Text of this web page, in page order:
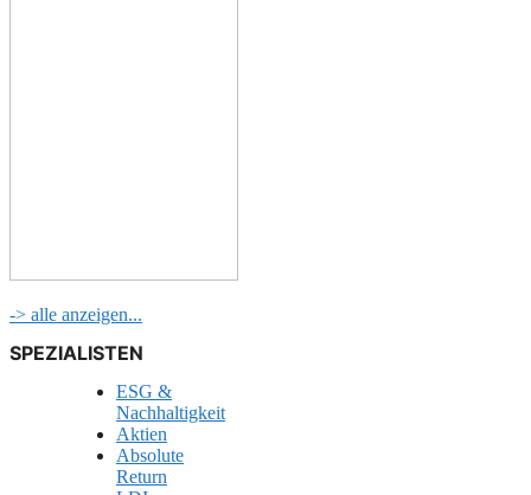
-> alle anzeigen...
SPEZIALISTEN
ESG &
Nachhaltigkeit
Aktien
Absolute
Return